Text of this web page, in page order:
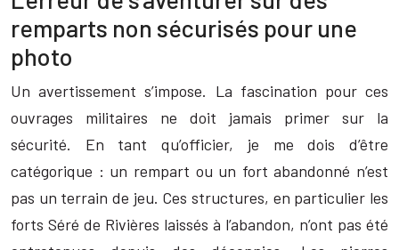
remparts non sécurisés pour une
photo
Un avertissement s’impose. La fascination pour ces
ouvrages militaires ne doit jamais primer sur la
sécurité. En tant qu’officier, je me dois d’être
catégorique : un rempart ou un fort abandonné n’est
pas un terrain de jeu. Ces structures, en particulier les
forts Séré de Rivières laissés à l’abandon, n’ont pas été